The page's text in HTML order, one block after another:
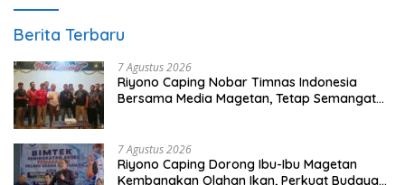
Berita Terbaru
7 Agustus 2026
Riyono Caping Nobar Timnas Indonesia
Bersama Media Magetan, Tetap Semangat
7 Agustus 2026
Riyono Caping Dorong Ibu-Ibu Magetan
Kembangkan Olahan Ikan, Perkuat Budaya